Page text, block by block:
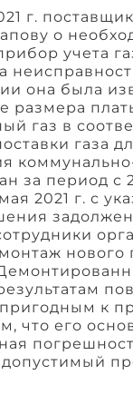
г.
о
учета
она была
размера
газ в
газа
за период с
2021 г. с
нового
к
что его